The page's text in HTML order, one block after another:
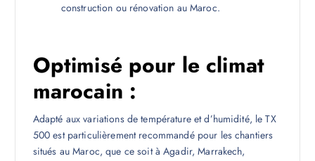
construction ou rénovation au Maroc.
Optimisé pour le climat
marocain :
Adapté aux variations de température et d’humidité, le TX
500 est particulièrement recommandé pour les chantiers
situés au Maroc, que ce soit à Agadir, Marrakech,